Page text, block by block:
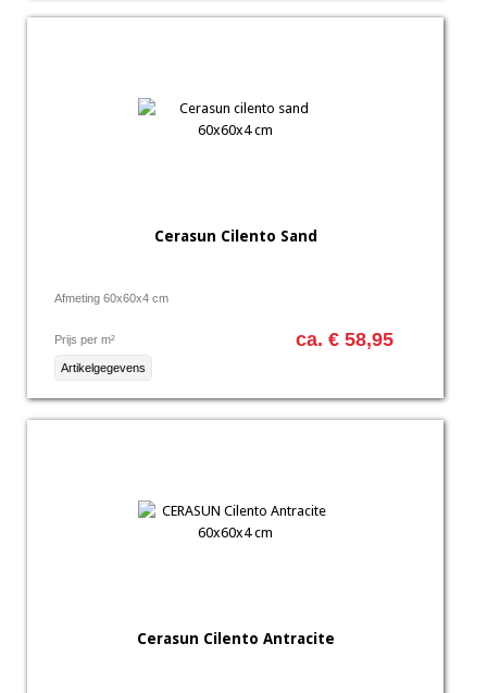
Cerasun Cilento Sand
Afmeting 60x60x4 cm
Prijs per m² ca. € 58,95
Artikelgegevens
Cerasun Cilento Antracite